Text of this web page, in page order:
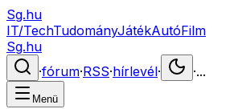
Sg.hu
IT/TechTudományJátékAutóFilm
Sg.hu
·fórum·RSS·hírlevél· ·...
Menü